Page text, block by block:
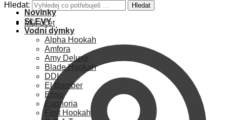
Hledat: Hledat
Můj účet
Novinky
SLEVY
Vodní dýmky
Alpha Hookah
Amfora
Amy Deluxe
Blade Hookah
DDI
El Bomber
Enso
Euphoria
First Hookah